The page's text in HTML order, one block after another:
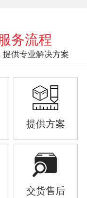
务流程
供专业解决方案
提供方案
交货售后